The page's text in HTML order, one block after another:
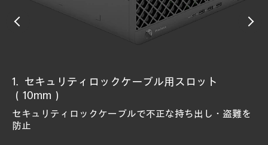
セキュリティロックケーブル用スロット
（10mm）
セキュリティロックケーブルで不正な持ち出し・盗難を
防止
HP Tamper Lock
ハードウェアの変更および埋め込みなど攻撃を防御
HP Sure Recover
ネットワーク経由で自動的にソフトウェアイメージを復
旧
HP Sure Run
ウイルス対策などの主要なプロセスやアプリケーション
を監視
HP Sure Start
BIOS攻撃からの自己復旧およびランタイム侵入を検知
NIST SP800-193準拠
HP BIOSphere
GPTの不正な変更や破損からの復旧とHDD/SSDのデータ
完全消去
※NIST SP 800-147（ISO 19678）準拠
HP Secure Erase
HDDからデータを完全消去、復元ソフトから不正復元を
防止
NIST SP 800-88準拠
HP Sure Admin
ネットワーク経由でのBIOS管理
TPM 2.0セキュリティチップ
暗号キーの生成、安全な保管および管理するためのマイ
クロチップ
※ISO 11889 準拠
HP Endpoint Security Controller
BIOSレベルの攻撃から守りレジリエンスを実現するチッ
プ